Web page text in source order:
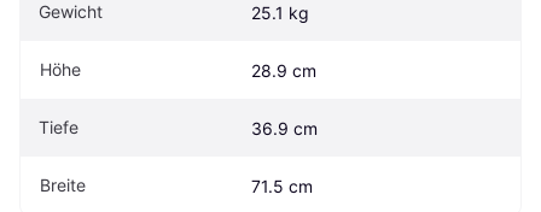
Gewicht 25.1 kg
Höhe 28.9 cm
Tiefe 36.9 cm
Breite 71.5 cm